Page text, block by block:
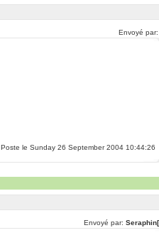
Envoyé
Poste le Sunday 26 September 2004 10:44:26
Envoyé par: